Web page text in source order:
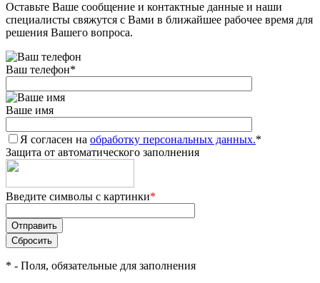
Оставьте Ваше сообщение и контактные данные и наши
специалисты свяжутся с Вами в ближайшее рабочее время для
решения Вашего вопроса.
Ваш телефон*
Ваше имя
Я согласен на обработку персональных данных.*
Защита от автоматического заполнения
Введите символы с картинки*
* - Поля, обязательные для заполнения